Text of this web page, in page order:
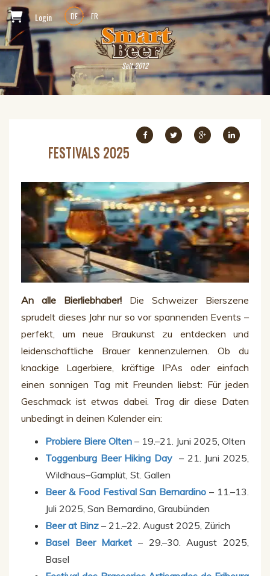
Login DE FR
Seit 2012
FESTIVALS 2025
An alle Bierliebhaber! Die Schweizer Bierszene
sprudelt dieses Jahr nur so vor spannenden Events –
perfekt, um neue Braukunst zu entdecken und
leidenschaftliche Brauer kennenzulernen. Ob du
knackige Lagerbiere, kräftige IPAs oder einfach
einen sonnigen Tag mit Freunden liebst: Für jeden
Geschmack ist etwas dabei. Trag dir diese Daten
unbedingt in deinen Kalender ein:
Probiere Biere Olten – 19.–21. Juni 2025, Olten
Toggenburg Beer Hiking Day– 21. Juni 2025,
Wildhaus–Gamplüt, St. Gallen
Beer & Food Festival San Bernardino – 11.–13.
Juli 2025, San Bernardino, Graubünden
Beer at Binz – 21.–22. August 2025, Zürich
Basel Beer Market – 29.–30. August 2025,
Basel